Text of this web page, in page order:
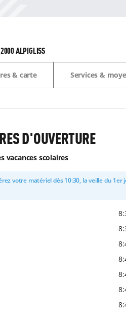
ALPIGLISS
& carte Services &
D'OUVERTURE
vacances scolaires
votre matériel dès 10:30, la veille du 1er